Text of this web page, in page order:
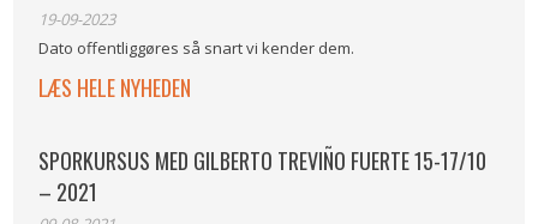
19-09-2023
Dato offentliggøres så snart vi kender dem.
LÆS HELE NYHEDEN
SPORKURSUS MED GILBERTO TREVIÑO FUERTE 15-17/10
– 2021